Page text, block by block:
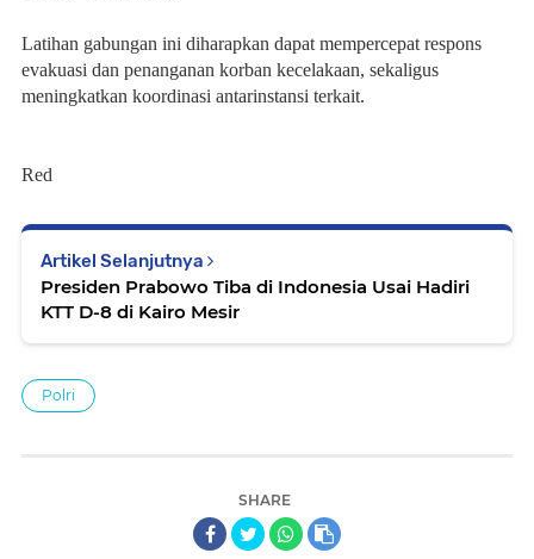
Latihan gabungan ini diharapkan dapat mempercepat respons
evakuasi dan penanganan korban kecelakaan, sekaligus
meningkatkan koordinasi antarinstansi terkait.
Red
Artikel Selanjutnya
Presiden Prabowo Tiba di Indonesia Usai Hadiri
KTT D-8 di Kairo Mesir
Polri
SHARE